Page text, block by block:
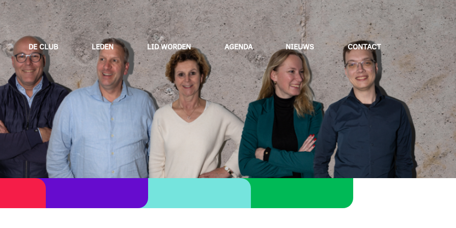
DE CLUB LEDEN LID WORDEN AGENDA NIEUWS CONTACT